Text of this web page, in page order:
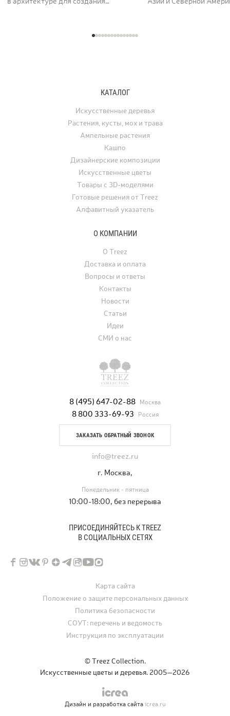
фактурная поверхность как будто
туфа, превращая любую композицию
произведение искусства.
применяют для
интерьеров.
ресторанов, офисов,
и других мероприятий.
8 (495) 647-02-88 Москва
8 800 333-69-93 Россия
ЗАКАЗАТЬ ОБРАТНЫЙ ЗВОНОК
info@treez.ru
г. Москва,
Понедельник - пятница
10:00-18:00, без перерыва
КАТАЛОГ
Искусственные деревья
Растения, кусты, мох и трава
Ампельные растения
Кашпо
Дизайнерские композиции
Искусственные цветы
Товары с 3D-моделями
Готовые решения от Treez
Алфавитный указатель
О КОМПАНИИ
О Treez
Доставка и оплата
Вопросы и ответы
Контакты
Новости
Статьи
Идеи
СМИ о нас
ПРИСОЕДИНЯЙТЕСЬ К TREEZ
В СОЦИАЛЬНЫХ СЕТЯХ
© Treez Collection.
Искусственные цветы и деревья. 2005—2026
Карта сайта
Положение о защите персональных данных
Политика безопасности
СОУТ: перечень и ведомость
Инструкция по эксплуатации
Дизайн и разработка сайтаicrea.ru